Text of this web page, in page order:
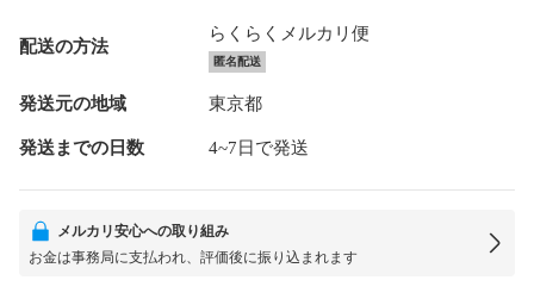
配送の方法
らくらくメルカリ便
匿名配送
発送元の地域 東京都
発送までの日数 4~7日で発送
メルカリ安心への取り組み
お金は事務局に支払われ、評価後に振り込まれます